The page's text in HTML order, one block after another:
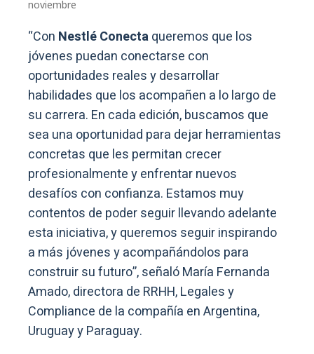
noviembre
“Con Nestlé Conectaqueremos que los
jóvenes puedan conectarse con
oportunidades reales y desarrollar
habilidades que los acompañen a lo largo de
su carrera. En cada edición, buscamos que
sea una oportunidad para dejar herramientas
concretas que les permitan crecer
profesionalmente y enfrentar nuevos
desafíos con confianza. Estamos muy
contentos de poder seguir llevando adelante
esta iniciativa, y queremos seguir inspirando
a más jóvenes y acompañándolos para
construir su futuro”, señaló María Fernanda
Amado, directora de RRHH, Legales y
Compliance de la compañía en Argentina,
Uruguay y Paraguay.